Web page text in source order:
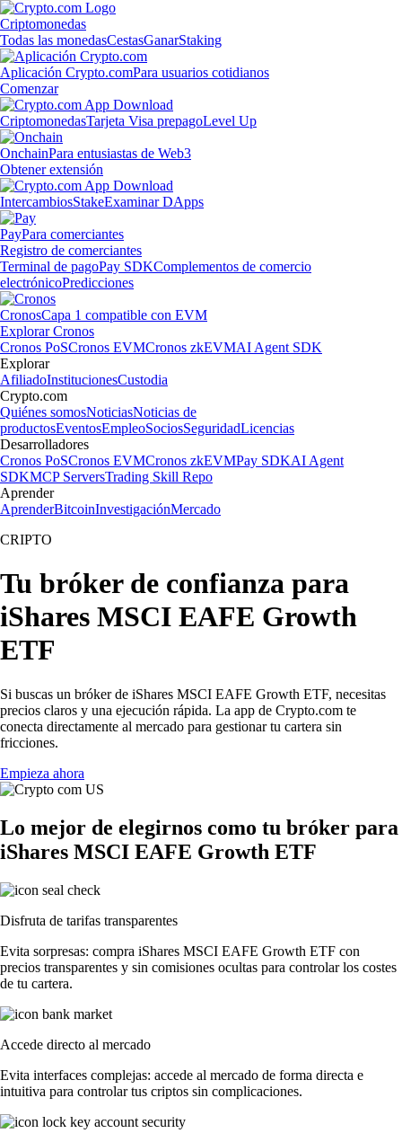
Criptomonedas
Todas las monedasCestasGanarStaking
Aplicación Crypto.comPara usuarios cotidianos
Comenzar
CriptomonedasTarjeta Visa prepagoLevel Up
OnchainPara entusiastas de Web3
Obtener extensión
IntercambiosStakeExaminar DApps
PayPara comerciantes
Registro de comerciantes
Terminal de pagoPay SDKComplementos de comercio
electrónicoPredicciones
CronosCapa 1 compatible con EVM
Explorar Cronos
Cronos PoSCronos EVMCronos zkEVMAI Agent SDK
Explorar
AfiliadoInstitucionesCustodia
Crypto.com
Quiénes somosNoticiasNoticias de
productosEventosEmpleoSociosSeguridadLicencias
Desarrolladores
Cronos PoSCronos EVMCronos zkEVMPay SDKAI Agent
SDKMCP ServersTrading Skill Repo
Aprender
AprenderBitcoinInvestigaciónMercado
CRIPTO
Tu bróker de confianza para
iShares MSCI EAFE Growth
ETF
Si buscas un bróker de iShares MSCI EAFE Growth ETF, necesitas
precios claros y una ejecución rápida. La app de Crypto.com te
conecta directamente al mercado para gestionar tu cartera sin
fricciones.
Empieza ahora
Lo mejor de elegirnos como tu bróker para
iShares MSCI EAFE Growth ETF
Disfruta de tarifas transparentes
Evita sorpresas: compra iShares MSCI EAFE Growth ETF con
precios transparentes y sin comisiones ocultas para controlar los costes
de tu cartera.
Accede directo al mercado
Evita interfaces complejas: accede al mercado de forma directa e
intuitiva para controlar tus criptos sin complicaciones.